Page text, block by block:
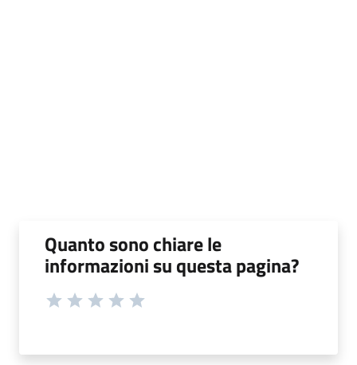
Quanto sono chiare le
informazioni su questa pagina?